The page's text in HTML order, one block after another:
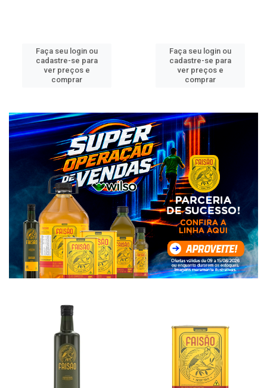
Faça seu login ou
cadastre-se para
ver preços e
comprar
Faça seu login ou
cadastre-se para
ver preços e
comprar